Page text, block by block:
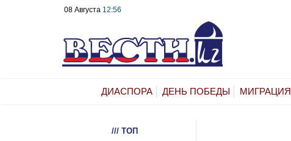
08 Августа 12:56
ДИАСПОРА ДЕНЬ ПОБЕДЫ МИГРАЦИЯ
/// ТОП